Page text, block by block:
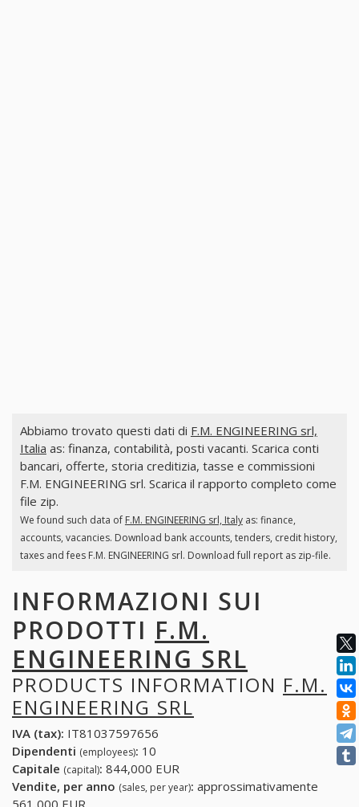
Abbiamo trovato questi dati di F.M. ENGINEERING srl,
Italia as: finanza, contabilità, posti vacanti. Scarica conti
bancari, offerte, storia creditizia, tasse e commissioni
F.M. ENGINEERING srl. Scarica il rapporto completo come
file zip.
We found such data of F.M. ENGINEERING srl, Italyas: finance,
accounts, vacancies. Download bank accounts, tenders, credit history,
taxes and fees F.M. ENGINEERING srl. Download full report as zip-file.
INFORMAZIONI SUI
PRODOTTI F.M.
ENGINEERING SRL
PRODUCTS INFORMATION F.M.
ENGINEERING SRL
IVA (tax): IT81037597656
Dipendenti (employees): 10
Capitale (capital): 844,000 EUR
Vendite, per anno (sales, per year): approssimativamente